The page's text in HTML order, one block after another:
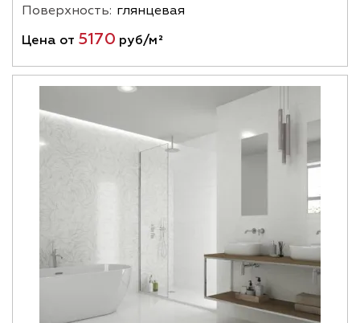
Поверхность: глянцевая
Цена от 5170 руб/м²